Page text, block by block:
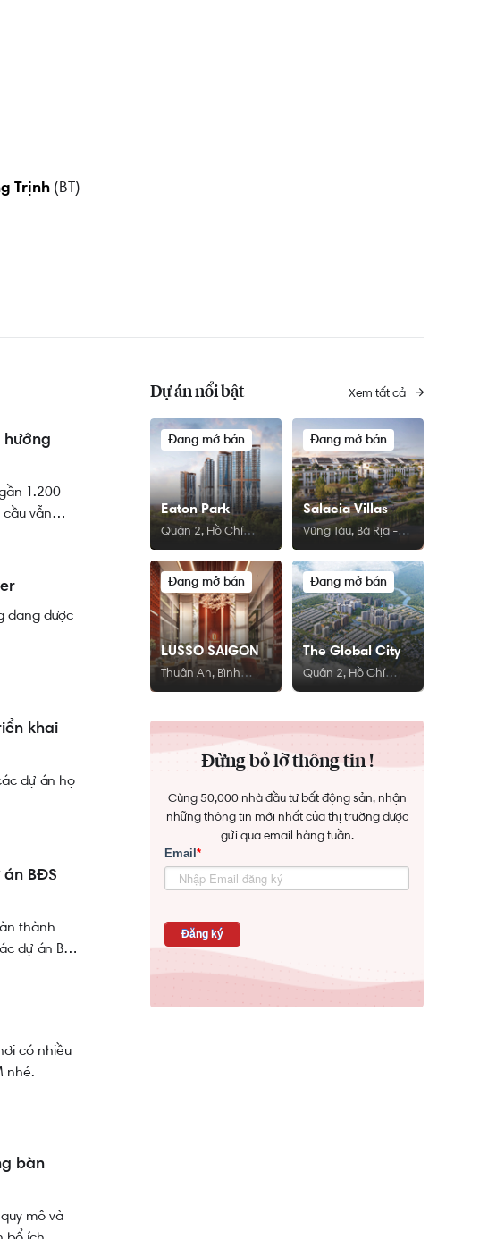
Trịnh (BT)
hướng
1.200
vẫn
đang được
khai
dự án họ
BĐS
thành
dự án Bất
Phú tại bài
có nhiều
nhé.
bàn
mô và
Dự án nổi bật Xem tất cả
Đang mở bán
Eaton Park
Quận 2, Hồ Chí
Minh
Đang mở bán
Salacia Villas
Vũng Tàu, Bà Rịa -
Vũng Tàu
Đang mở bán
LUSSO SAIGON
Thuận An, Bình
Dương
Đang mở bán
The Global City
Quận 2, Hồ Chí
Minh
Đừng bỏ lỡ thông tin !
Cùng 50,000 nhà đầu tư bất động sản, nhận
những thông tin mới nhất của thị trường được
gửi qua email hàng tuần.